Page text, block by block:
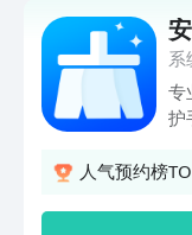
机杀毒清理软件
快速地实现手机中
手机运行状态的快系
专
护
和
人气预约榜